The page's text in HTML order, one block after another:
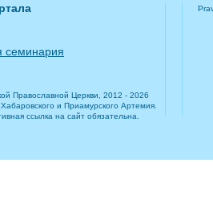
семинария
Православной Церкви, 2012 - 2026
и Приамурского Артемия.
ссылка на сайт обязательна.